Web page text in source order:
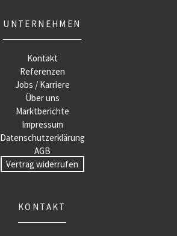
UNTERNEHMEN
Kontakt
Referenzen
Jobs / Karriere
Über uns
Marktberichte
Impressum
Datenschutzerklärung
AGB
Vertrag widerrufen
KONTAKT